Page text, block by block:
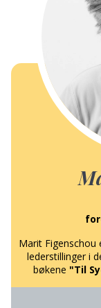
Marit
lederstillinger i
bøkene "Til